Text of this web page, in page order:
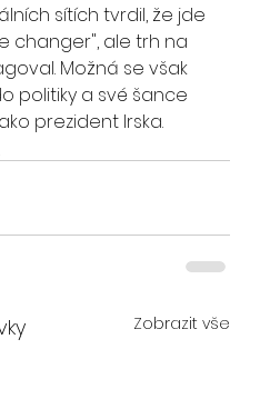
sítích tvrdil, že jde
changer", ale trh na
Možná se však
politiky a své šance
prezident Irska.
Zobrazit vše